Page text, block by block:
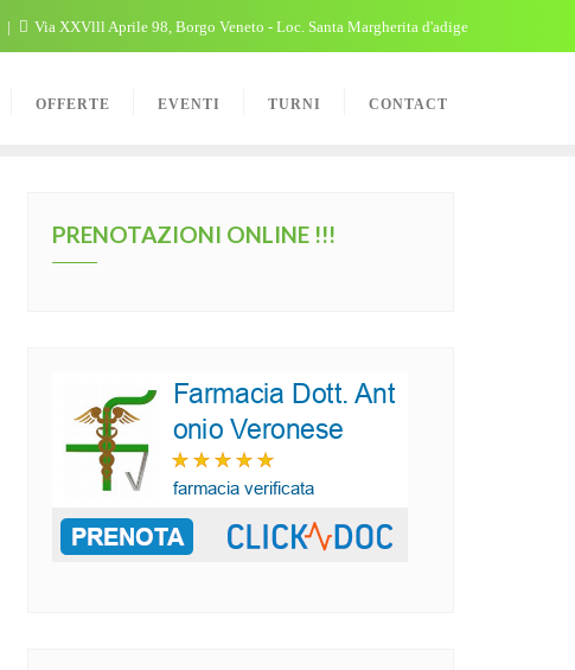
Via XXVlll Aprile 98, Borgo Veneto - Loc. Santa Margherita d'adige
OFFERTE EVENTI TURNI CONTACT
PRENOTAZIONI ONLINE !!!